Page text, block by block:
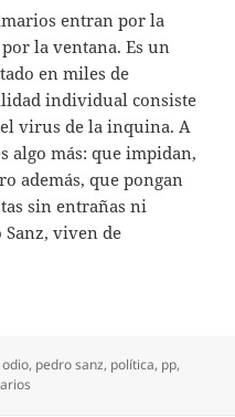
entran por la
la ventana. Es un
en miles de
individual consiste
virus de la inquina. A
algo más: que impidan,
además, que pongan
sin entrañas ni
Sanz, viven de
odio, pedro sanz, política, pp,